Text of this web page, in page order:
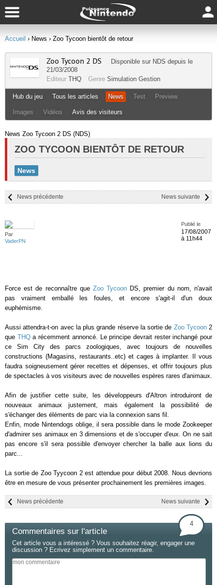
Accueil › News › Zoo Tycoon bientôt de retour
Zoo Tycoon 2 DS Disponible sur NDS depuis le
21/03/2008
Editeur THQ Genre Simulation Gestion
Hub du jeu Tous les articles News Test Preview
Images Vidéos Avis des visiteurs
News Zoo Tycoon 2 DS (NDS)
ZOO TYCOON BIENTÔT DE RETOUR
News
News suivante
News précédente
Par
VaderPN
Publié le
17/08/2007
à 11h44
Force est de reconnaître que Zoo Tycoon DS, premier du nom, n'avait
pas vraiment emballé les foules, et encore s'agit-il d'un doux
euphémisme.
Aussi attendra-t-on avec la plus grande réserve la sortie de Zoo Tycoon2
que THQa récemment annoncé. Le principe devrait rester inchangé pour
ce Sim City des parcs zoologiques, avec toujours de nouvelles
constructions (Magasins, restaurants..etc) et cages à implanter. Il vous
faudra soigneusement gérer recettes et dépenses, et offrir toujours plus
de spectacles à vos visiteurs avec de nouvelles espères rares d'animaux.
Afin de justifier cette suite, les développeurs d'Altron introduiront de
nouveaux animaux justement, mais également la possibilité de
s'échanger des éléments de parc via la connexion sans fil.
Enfin, mode Nintendogs oblige, il sera possible dans le mode Zookeeper
d'admirer ses animaux en 3 dimensions et de s'occuper d'eux. On ne sait
pas encore s'il sera possible d'envoyer chercher la balle aux lions du
parc...
La sortie de Zoo Tyycoon 2 est attendue pour début 2008. Nous devrions
être en mesure de vous présenter prochainement les premières images.
News suivante
News précédente
Commentaires sur l'article
4
Cet article vous a intéressé ? Vous souhaitez réagir, engager une
discussion ? Ecrivez simplement un commentaire.